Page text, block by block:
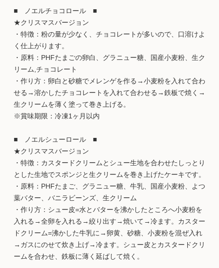
■ ノエルチョコロール ■
★クリスマスバージョン
・特徴：粉の量が少なく、チョコレートが多いので、口溶けよ
く仕上がります。
・原料：PHFたまごの卵白、グラニュー糖、国産小麦粉、生ク
リーム,チョコレート
・作り方：卵白と砂糖でメレンゲを作る→小麦粉を入れて合わ
せる→溶かしたチョコレートを入れて合わせる→鉄板で焼く→
生クリームを薄く塗って巻き上げる。
※賞味期限：冷凍1ヶ月以内
■ ノエルシューロール ■
★クリスマスバージョン
・特徴：カスタードクリームとシュー生地を合わせたしっとり
とした生地でスポンジと生クリームを巻き上げたケーキです。
・原料：PHFたまご、グラニュー糖、牛乳、国産小麦粉、よつ
葉バター、バニラビーンズ、生クリーム
・作り方：シュー皮=水とバターを沸かしたところへ小麦粉を
入れる→全卵を入れる→絞り出す→焼いて→冷ます。カスター
ドクリーム=沸かした牛乳に→卵黄、砂糖、小麦粉を混ぜ入れ
→ガスにのせて炊き上げ→冷ます。シュー皮とカスタードクリ
ームを合わせ、鉄板に薄く延ばして焼く。